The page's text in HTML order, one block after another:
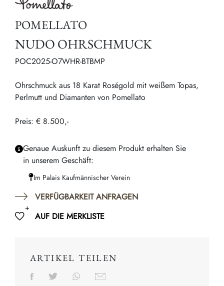
POMELLATO
NUDO OHRSCHMUCK
POC2025-O7WHR-BTBMP
Ohrschmuck aus 18 Karat Roségold mit weißem Topas,
Perlmutt und Diamanten von Pomellato
Preis: € 8.500,-
Genaue Auskunft zu diesem Produkt erhalten Sie
in unserem Geschäft:
Im Palais Kaufmännischer Verein
VERFÜGBARKEIT ANFRAGEN
AUF DIE MERKLISTE
ARTIKEL TEILEN